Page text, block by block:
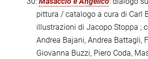
pittura / catalogo a cura di Carl
illustrazioni di Jacopo Stoppa ;
Andrea Bajani, Andrea Battagli,
Giovanna Buzzi, Piero Coda,